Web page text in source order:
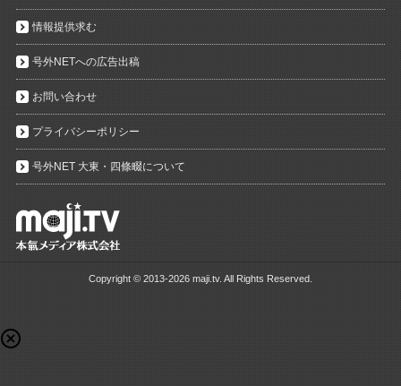
情報提供求む
号外NETへの広告出稿
お問い合わせ
プライバシーポリシー
号外NET 大東・四條畷について
Copyright © 2013-2026 maji.tv. All Rights Reserved.